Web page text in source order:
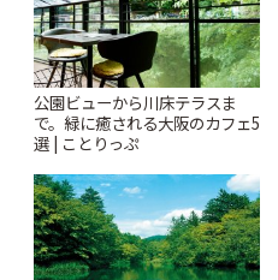
公園ビューから川床テラスま
で。緑に癒される大阪のカフェ5
選 | ことりっぷ